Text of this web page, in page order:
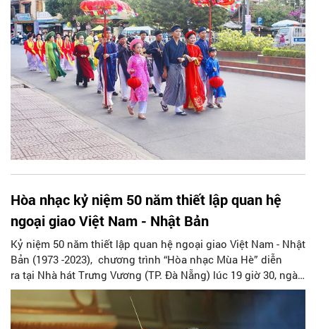
Hòa nhạc kỷ niệm 50 năm thiết lập quan hệ
ngoại giao Việt Nam - Nhật Bản
Kỷ niệm 50 năm thiết lập quan hệ ngoại giao Việt Nam - Nhật
Bản (1973 -2023), chương trình “Hòa nhạc Mùa Hè” diễn
ra tại Nhà hát Trưng Vương (TP. Đà Nẵng) lúc 19 giờ 30, ngày
5/8. Nhạc trưởng tài ba người Nhật Bản Honna Tetsuji và các
nghệ sĩ Dàn nhạc Giao hưởng Việt Nam biểu diễn tại chương
trình.